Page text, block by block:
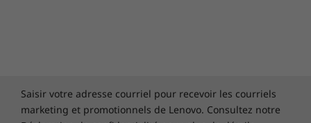
option
Rationalisez votre journée avec Windows Hello,
Saisir votre adresse courriel pour recevoir les courriels
marketing et promotionnels de Lenovo. Consultez notre